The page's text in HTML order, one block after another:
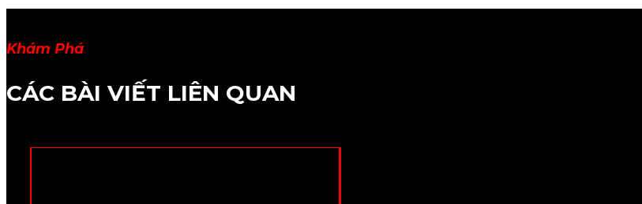
Khám Phá
CÁC BÀI VIẾT LIÊN QUAN